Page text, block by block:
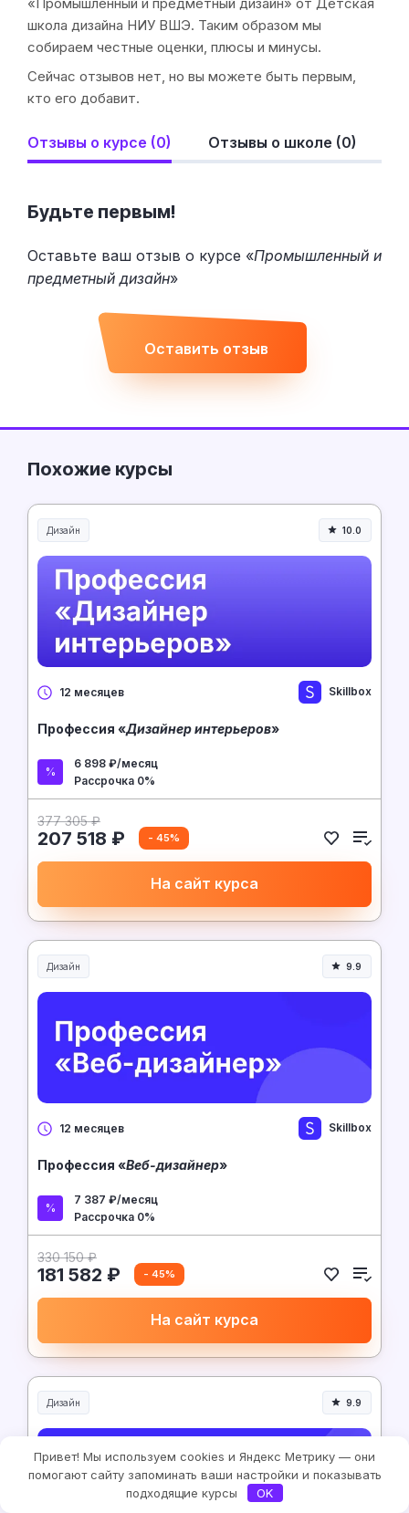
школа дизайна НИУ ВШЭ. Таким образом мы
собираем честные оценки, плюсы и минусы.
Сейчас отзывов нет, но вы можете быть первым,
кто его добавит.
Отзывы о курсе (0) Отзывы о школе (0)
Будьте первым!
Оставьте ваш отзыв о курсе «Промышленный и
предметный дизайн»
Оставить отзыв
Похожие курсы
Дизайн 10.0
12 месяцев Skillbox
Профессия «Дизайнер интерьеров»
6 898 ₽/месяц
Рассрочка 0%
377 305 ₽
207 518 ₽ - 45%
На сайт курса
Дизайн 9.9
12 месяцев Skillbox
Профессия «Веб-дизайнер»
7 387 ₽/месяц
Рассрочка 0%
330 150 ₽
181 582 ₽ - 45%
На сайт курса
Дизайн 9.9
Привет! Мы используем cookies и Яндекс Метрику — они
помогают сайту запоминать ваши настройки и показывать
подходящие курсы
OK